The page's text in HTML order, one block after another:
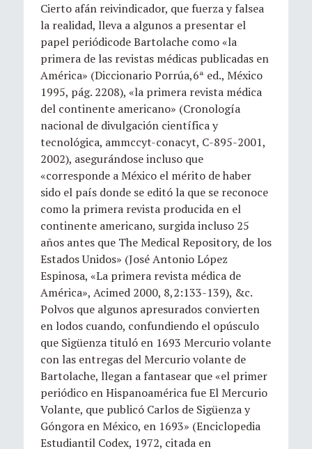
Cierto afán reivindicador, que fuerza y falsea
la realidad, lleva a algunos a presentar el
papel periódicode Bartolache como «la
primera de las revistas médicas publicadas en
América» (Diccionario Porrúa,6ª ed., México
1995, pág. 2208), «la primera revista médica
del continente americano» (Cronología
nacional de divulgación científica y
tecnológica, ammccyt-conacyt, C-895-2001,
2002), asegurándose incluso que
«corresponde a México el mérito de haber
sido el país donde se editó la que se reconoce
como la primera revista producida en el
continente americano, surgida incluso 25
años antes que The Medical Repository, de los
Estados Unidos» (José Antonio López
Espinosa, «La primera revista médica de
América», Acimed 2000, 8,2:133-139), &c.
Polvos que algunos apresurados convierten
en lodos cuando, confundiendo el opúsculo
que Sigüenza tituló en 1693 Mercurio volante
con las entregas del Mercurio volante de
Bartolache, llegan a fantasear que «el primer
periódico en Hispanoamérica fue El Mercurio
Volante, que publicó Carlos de Sigüenza y
Góngora en México, en 1693» (Enciclopedia
Estudiantil Codex, 1972, citada en